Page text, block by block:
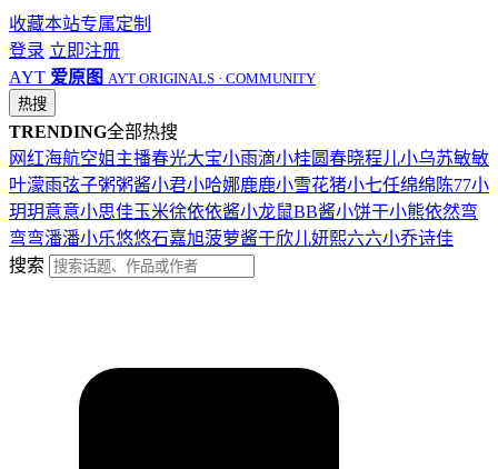
收藏本站专属定制
登录 立即注册
AYT 爱原图 AYT ORIGINALS · COMMUNITY
热搜
TRENDING全部热搜
网红海航空姐 主播春光大宝小雨滴小桂圆春晓程儿小乌苏敏敏
叶濛雨弦子粥粥酱小君小哈娜鹿鹿小雪花猪小七任绵绵 陈77小
玥玥意意小思佳玉米徐依依酱小龙鼠BB酱小饼干小熊依然弯
弯弯潘潘小乐悠悠石嘉旭菠萝酱于欣儿妍熙六六小乔诗佳
搜索